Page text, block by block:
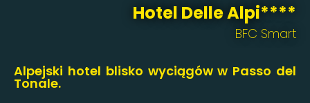
Hotel Delle Alpi****
BFC Smart
Alpejski hotel blisko wyciągów w Passo del
Tonale.